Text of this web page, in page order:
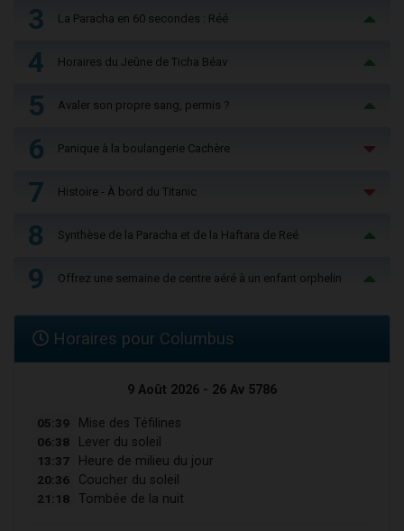
3 La Paracha en 60 secondes : Réé
4 Horaires du Jeûne de Ticha Béav
5 Avaler son propre sang, permis ?
6 Panique à la boulangerie Cachère
7 Histoire - À bord du Titanic
8 Synthèse de la Paracha et de la Haftara de Reé
9 Offrez une semaine de centre aéré à un enfant orphelin
Horaires pour Columbus
9 Août 2026 - 26 Av 5786
05:39 Mise des Téfilines
06:38 Lever du soleil
13:37 Heure de milieu du jour
20:36 Coucher du soleil
21:18 Tombée de la nuit